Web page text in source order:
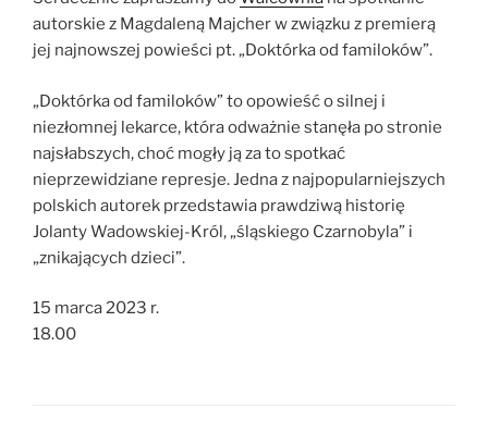
autorskie z Magdaleną Majcher w związku z premierą
jej najnowszej powieści pt. „Doktórka od familoków”.
„Doktórka od familoków” to opowieść o silnej i
niezłomnej lekarce, która odważnie stanęła po stronie
najsłabszych, choć mogły ją za to spotkać
nieprzewidziane represje. Jedna z najpopularniejszych
polskich autorek przedstawia prawdziwą historię
Jolanty Wadowskiej-Król, „śląskiego Czarnobyla” i
„znikających dzieci”.
15 marca 2023 r.
18.00